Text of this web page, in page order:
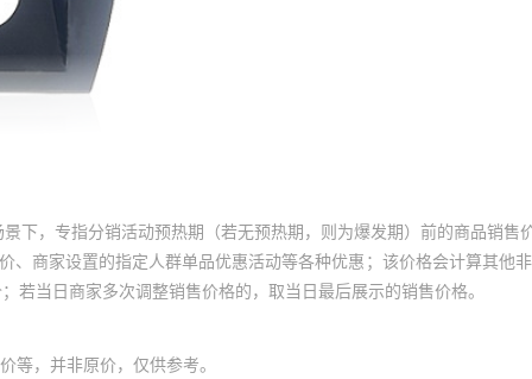
下，专指分销活动预热期（若无预热期，则为爆发期）前的商品销售
商家设置的指定人群单品优惠活动等各种优惠；该价格会计算其他
当日商家多次调整销售价格的，取当日最后展示的销售价格。
等，并非原价，仅供参考。